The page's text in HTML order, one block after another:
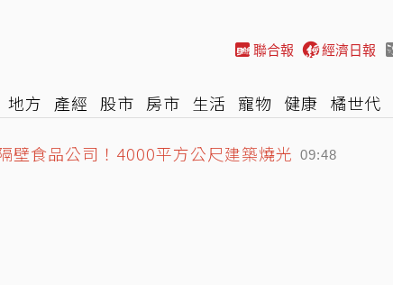
聯合報 經濟日報
地方 產經 股市 房市 生活 寵物 健康 橘世代
壁食品公司！4000平方公尺建築燒光
壇影響力面臨巨變 09:46